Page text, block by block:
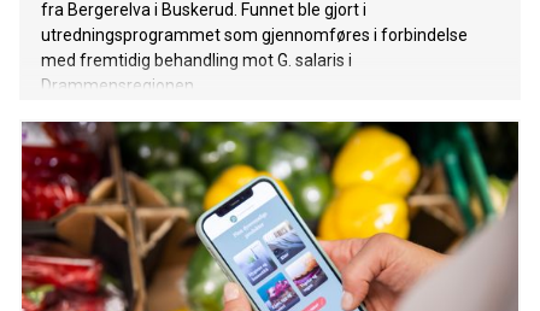
fra Bergerelva i Buskerud. Funnet ble gjort i
utredningsprogrammet som gjennomføres i forbindelse
med fremtidig behandling mot G. salaris i
Drammensregionen.